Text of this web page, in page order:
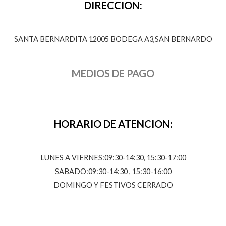
DIRECCION:
SANTA BERNARDITA 12005 BODEGA A3,SAN BERNARDO
MEDIOS DE PAGO
HORARIO DE ATENCION:
LUNES A VIERNES:09:30-14:30, 15:30-17:00
SABADO:09:30-14:30 , 15:30-16:00
DOMINGO Y FESTIVOS CERRADO